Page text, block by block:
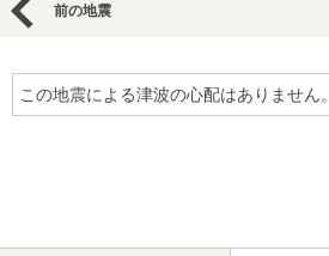
前の地震
この地震による津波の心配はありません。